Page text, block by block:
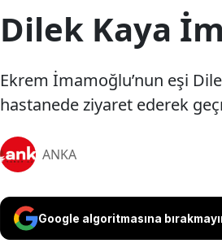
Dilek Kaya
Ekrem İmamoğlu’nun eşi
hastanede ziyaret ederek
ANKA
Google algoritmasına